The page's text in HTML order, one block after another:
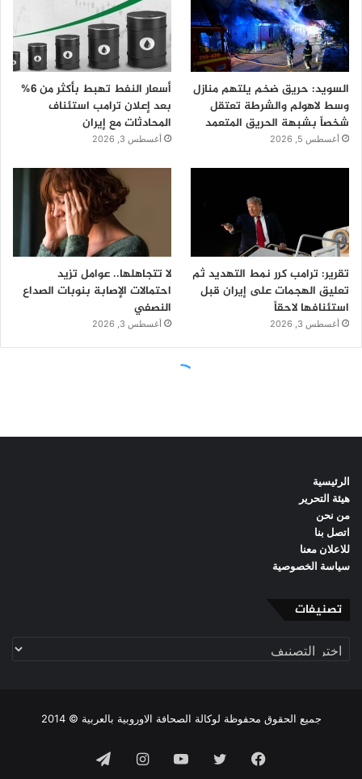
الرئيسية
هيئة التحرير
من نحن
اتصل بنا
للاعلان معنا
سياسة الخصوصية
تصنيفات
تصنيفات
جميع الحقوق محفوظة لوكالة الصحافة الاوروبية بالعربية © 2014
فيسبوك تويتر يوتيوبانستقرامتيلقرام